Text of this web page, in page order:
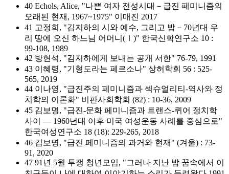
40 Echols, Alice, "나쁜 여자 전성시대－급진 페미니즘의
오래된 현재, 1967~1975" 이매진 2017
41 고정희, "김지하의 시와 예수, 그리고 밥－70년대 우
리 땅에 오신 하느님 어머니(Ⅰ)" 한국신학연구소 10 :
99-108, 1989
42 방현석, "김지하에게 보내는 공개 서한" 76-79, 1991
43 이혜령, "기형도라는 페르소나" 상허학회 56 : 525-
565, 2019
44 이나영, "급진주의 페미니즘과 섹슈얼리티-역사와 정
치학의 이론화" 비판사회학회 (82) : 10-36, 2009
45 김보명, "급진-문화 페미니즘과 트랜스-퀴어 정치학
사이 — 1960년대 이후 미국 여성운동 사례를 중심으로"
한국여성연구소 18 (18): 229-265, 2018
46 김보명, "급진 페미니즘의 과거와 현재" (겨울) : 73-
91, 2020
47 91년 5월 투쟁 청년모임, "그러나 지난 밤 꿈속에서 이